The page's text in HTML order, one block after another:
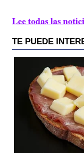
Lee todas las